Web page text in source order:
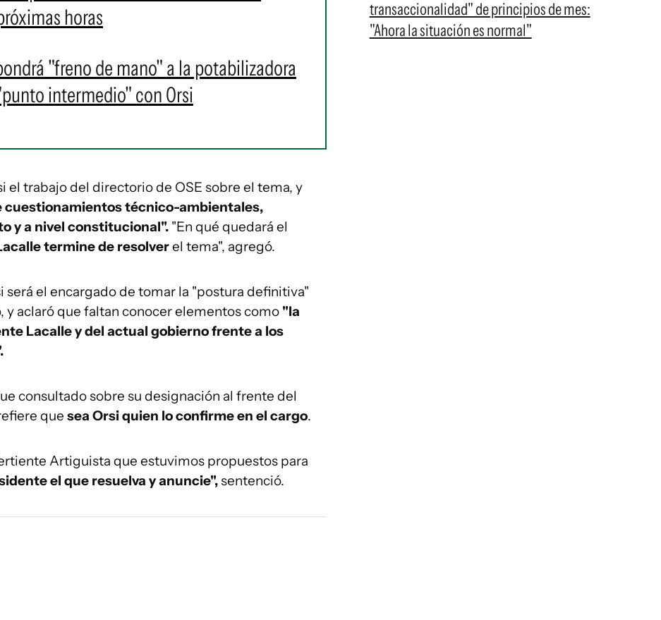
horas
"freno de mano" a la potabilizadora
intermedio" con Orsi
el trabajo del directorio de OSE sobre el tema, y
cuestionamientos técnico-ambientales,
y a nivel constitucional". "En qué quedará el
termine de resolverel tema", agregó.
será el encargado de tomar la "postura definitiva"
aclaró que faltan conocer elementos como "la
Lacalle y del actual gobierno frente a los
consultado sobre su designación al frente del
que sea Orsi quien lo confirme en el cargo.
Artiguista que estuvimos propuestos para
el que resuelva y anuncie",sentenció.
transaccionalidad" de principios de mes:
"Ahora la situación es normal"